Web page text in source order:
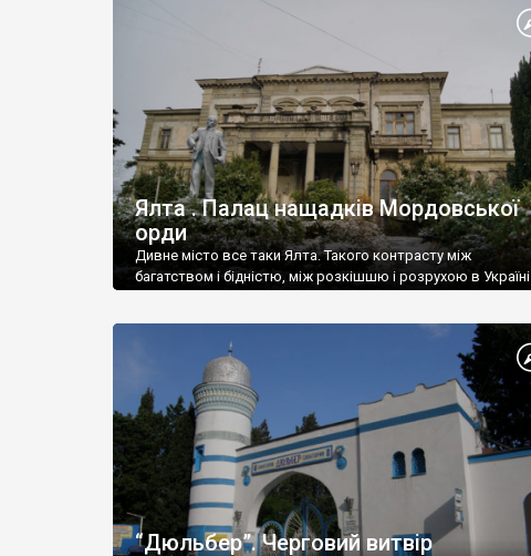
Ялта . Палац нащадків Мордовської
орди
Дивне місто все таки Ялта. Такого контрасту між
багатством і бідністю, між розкішшю і розрухою в Україні
“Дюльбер”. Черговий витвір